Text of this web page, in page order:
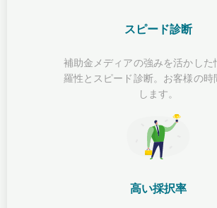
スピード診断
補助金メディアの強みを活かした
羅性とスピード診断。お客様の時
します。
高い採択率